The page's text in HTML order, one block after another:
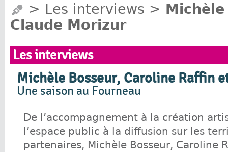
> Les interviews >
Claude Morizur
Les interviews
Michèle Bosseur, Caroline Raffin
Une saison au Fourneau
De l’accompagnement à la création
l’espace public à la diffusion sur les
partenaires, Michèle Bosseur, Caroline